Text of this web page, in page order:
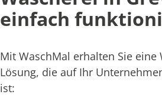
einfach
Mit WaschMal erhalten Sie eine
Lösung, die auf Ihr
ist: